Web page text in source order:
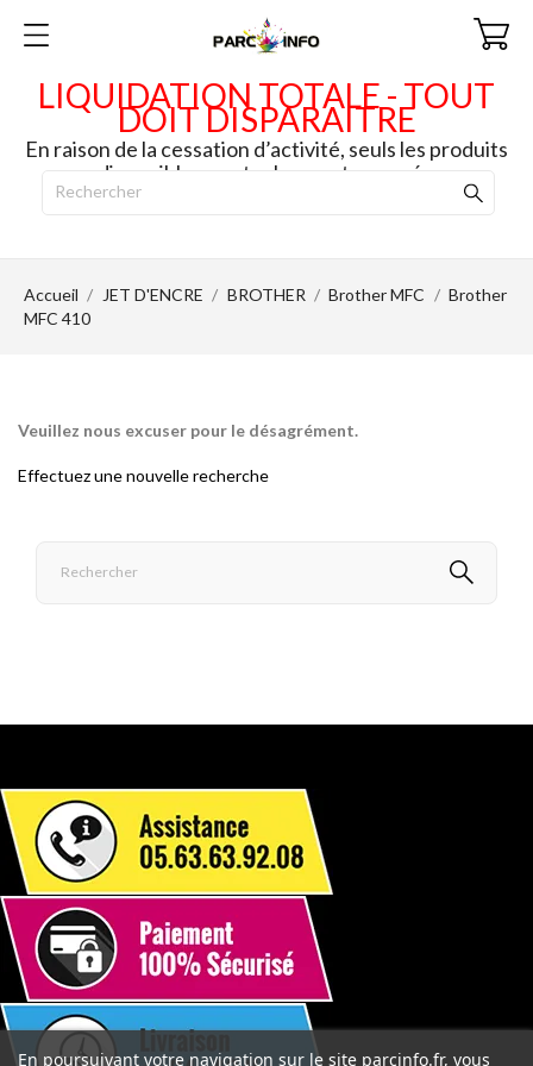
LIQUIDATION TOTALE - TOUT
DOIT DISPARAITRE
En raison de la cessation d’activité, seuls les produits
disponibles en stock seront envoyés.
Accueil JET D'ENCRE BROTHER Brother MFC
Brother
MFC 410
Veuillez nous excuser pour le désagrément.
Effectuez une nouvelle recherche
En poursuivant votre navigation sur le site parcinfo.fr, vous